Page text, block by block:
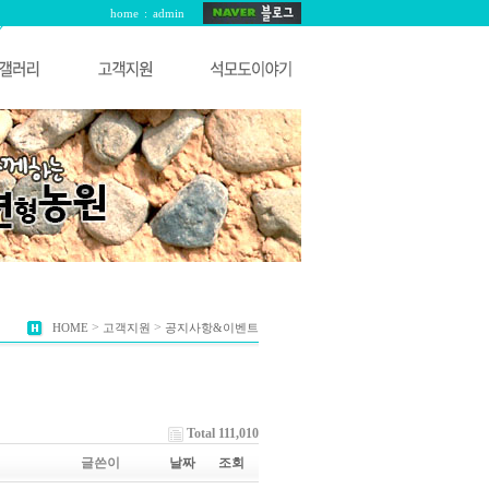
home : admin
HOME > 고객지원 > 공지사항&이벤트
Total 111,010
글쓴이 날짜 조회